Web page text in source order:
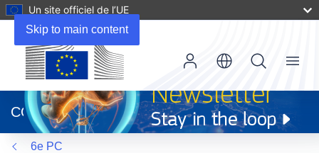
Skip to main content
Un site officiel de l’UE
dans
une
nouvelle
fenêtre)
CORDIS
Menu
6e PC